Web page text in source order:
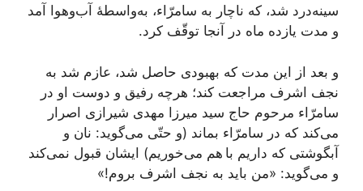
سینه‌درد شد، که ناچار به سامرّاء، به‌واسطۀ آب‌وهوا آمد
و مدت یازده ماه در آنجا توقّف کرد.
و بعد از این مدت که بهبودی حاصل شد، عازم شد به
نجف اشرف مراجعت کند؛ هرچه رفیق و دوست او در
سامرّاء مرحوم حاج سید میرزا مهدی شیرازی اصرار
می‌کند که در سامرّاء بماند (و حتّی می‌گوید: نان و
آبگوشتی که داریم با هم می‌خوریم) ایشان قبول نمی‌کند
و می‌گوید: «من باید به نجف اشرف بروم!»